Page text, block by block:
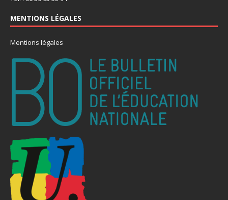
MENTIONS LÉGALES
Mentions légales